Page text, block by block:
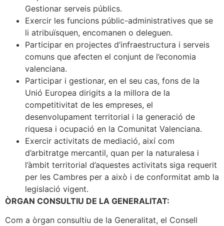
Gestionar serveis públics.
Exercir les funcions públic-administratives que se
li atribuïsquen, encomanen o deleguen.
Participar en projectes d’infraestructura i serveis
comuns que afecten el conjunt de l’economia
valenciana.
Participar i gestionar, en el seu cas, fons de la
Unió Europea dirigits a la millora de la
competitivitat de les empreses, el
desenvolupament territorial i la generació de
riquesa i ocupació en la Comunitat Valenciana.
Exercir activitats de mediació, així com
d’arbitratge mercantil, quan per la naturalesa i
l’àmbit territorial d’aquestes activitats siga requerit
per les Cambres per a això i de conformitat amb la
legislació vigent.
ÒRGAN CONSULTIU DE LA GENERALITAT:
Com a òrgan consultiu de la Generalitat, el Consell